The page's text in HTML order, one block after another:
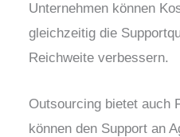
Unternehmen können
gleichzeitig die
Reichweite verbessern.
Outsourcing bietet auch
können den Support an